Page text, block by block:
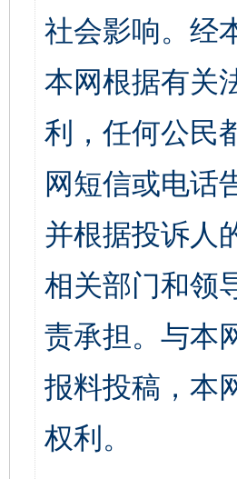
社会影响。经
本网根据有关
利，任何公民
网短信或电话
并根据投诉人
相关部门和领
责承担。与本
报料投稿，本
权利。